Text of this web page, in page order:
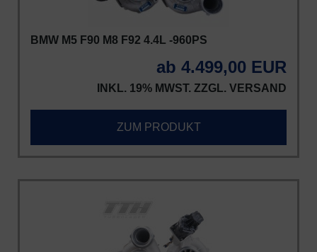
BMW M5 F90 M8 F92 4.4L -960PS
ab 4.499,00 EUR
INKL. 19% MWST. ZZGL. VERSAND
ZUM PRODUKT